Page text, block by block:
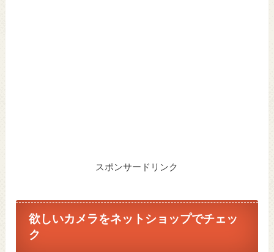
スポンサードリンク
欲しいカメラをネットショップでチェッ
ク